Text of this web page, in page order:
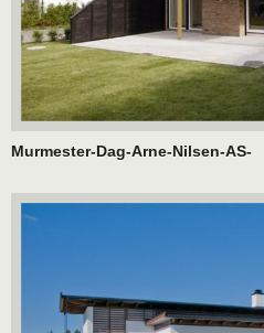
Murmester-Dag-Arne-Nilsen-AS-